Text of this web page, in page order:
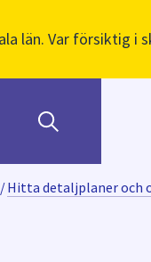
län. Var försiktig i
/Hitta detaljplaner och